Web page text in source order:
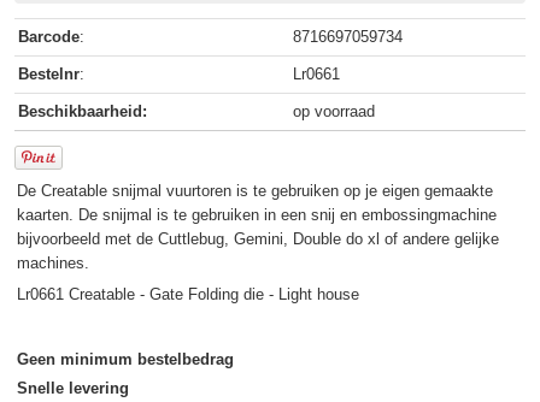
Barcode: 8716697059734
Bestelnr: Lr0661
Beschikbaarheid: op voorraad
De Creatable snijmal vuurtoren is te gebruiken op je eigen gemaakte
kaarten. De snijmal is te gebruiken in een snij en embossingmachine
bijvoorbeeld met de Cuttlebug, Gemini, Double do xl of andere gelijke
machines.
Lr0661 Creatable - Gate Folding die - Light house
Geen minimum bestelbedrag
Snelle levering